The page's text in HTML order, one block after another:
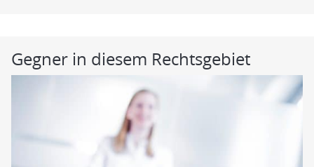
Gegner in diesem Rechtsgebiet